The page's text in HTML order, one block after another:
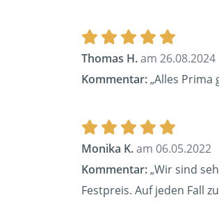
Thomas H.am 26.08.2024
Kommentar:„Alles Prima
Monika K.am 06.05.2022
Kommentar:„Wir sind
Festpreis. Auf jeden Fall